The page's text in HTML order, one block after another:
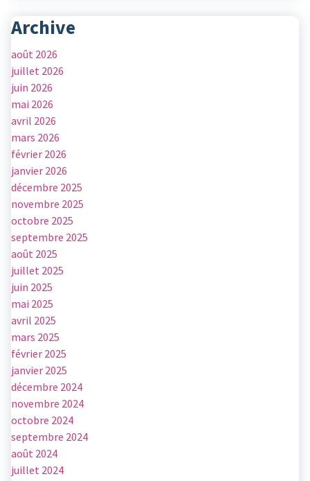
Archive
août 2026
juillet 2026
juin 2026
mai 2026
avril 2026
mars 2026
février 2026
janvier 2026
décembre 2025
novembre 2025
octobre 2025
septembre 2025
août 2025
juillet 2025
juin 2025
mai 2025
avril 2025
mars 2025
février 2025
janvier 2025
décembre 2024
novembre 2024
octobre 2024
septembre 2024
août 2024
juillet 2024